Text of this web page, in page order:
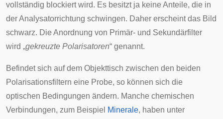
vollständig blockiert wird. Es besitzt ja keine Anteile, die in
der Analysatorrichtung schwingen. Daher erscheint das Bild
schwarz. Die Anordnung von Primär- und Sekundärfilter
wird „gekreuzte Polarisatoren“ genannt.
Befindet sich auf dem Objekttisch zwischen den beiden
Polarisationsfiltern eine Probe, so können sich die
optischen Bedingungen ändern. Manche chemischen
Verbindungen, zum Beispiel
Minerale, haben unter